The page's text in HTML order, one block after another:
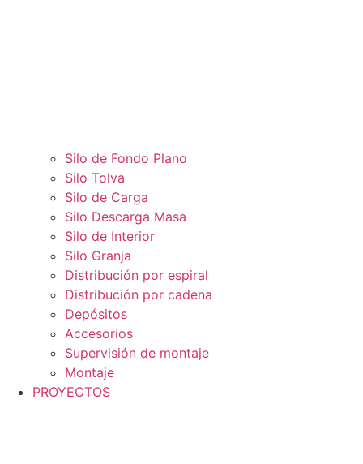
Silo de Fondo Plano
Silo Tolva
Silo de Carga
Silo Descarga Masa
Silo de Interior
Silo Granja
Distribución por espiral
Distribución por cadena
Depósitos
Accesorios
Supervisión de montaje
Montaje
PROYECTOS